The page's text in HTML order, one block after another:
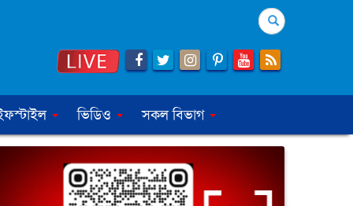
Search
ভিডিও সকল বিভাগ